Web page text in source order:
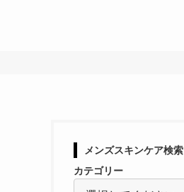
メンズスキンケア検索
カテゴリー